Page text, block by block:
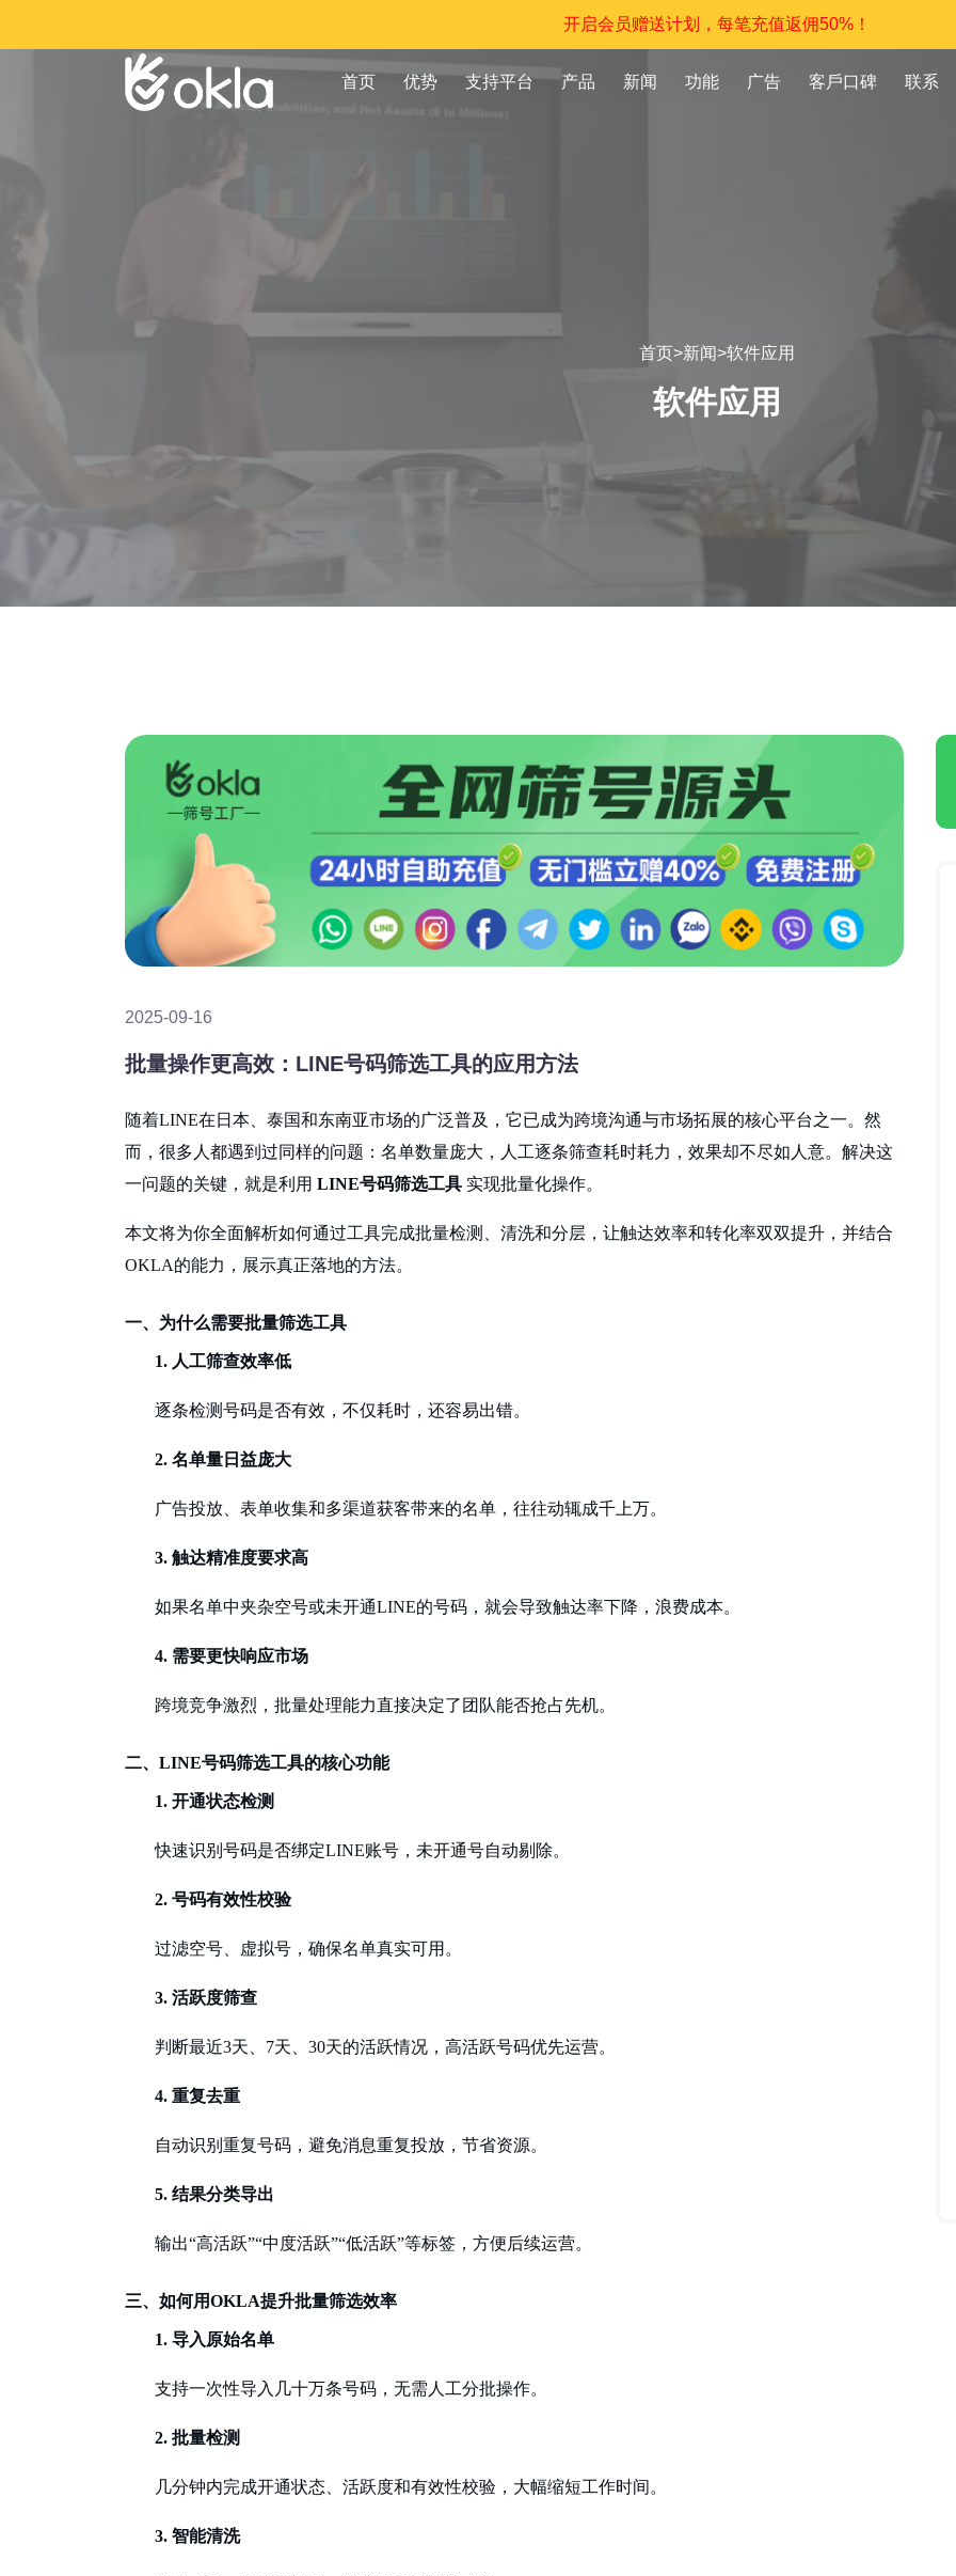
开启会员赠送计划，每笔充值返佣50%！
首页 优势 支持平台 产品 新闻 功能 广告 客戶口碑 联系
首页>新闻>软件应用
软件应用
2025-09-16
批量操作更高效：LINE号码筛选工具的应用方法
随着LINE在日本、泰国和东南亚市场的广泛普及，它已成为跨境沟通与市场拓展的核心平台之一。然
而，很多人都遇到过同样的问题：名单数量庞大，人工逐条筛查耗时耗力，效果却不尽如人意。解决这
一问题的关键，就是利用 LINE号码筛选工具 实现批量化操作。
本文将为你全面解析如何通过工具完成批量检测、清洗和分层，让触达效率和转化率双双提升，并结合
OKLA的能力，展示真正落地的方法。
一、为什么需要批量筛选工具
1. 人工筛查效率低
逐条检测号码是否有效，不仅耗时，还容易出错。
2. 名单量日益庞大
广告投放、表单收集和多渠道获客带来的名单，往往动辄成千上万。
3. 触达精准度要求高
如果名单中夹杂空号或未开通LINE的号码，就会导致触达率下降，浪费成本。
4. 需要更快响应市场
跨境竞争激烈，批量处理能力直接决定了团队能否抢占先机。
二、 LINE号码筛选工具的核心功能
1. 开通状态检测
快速识别号码是否绑定LINE账号，未开通号自动剔除。
2. 号码有效性校验
过滤空号、虚拟号，确保名单真实可用。
3. 活跃度筛查
判断最近3天、7天、30天的活跃情况，高活跃号码优先运营。
4. 重复去重
自动识别重复号码，避免消息重复投放，节省资源。
5. 结果分类导出
输出“高活跃”“中度活跃”“低活跃”等标签，方便后续运营。
三、如何用OKLA提升批量筛选效率
1. 导入原始名单
支持一次性导入几十万条号码，无需人工分批操作。
2. 批量检测
几分钟内完成开通状态、活跃度和有效性校验，大幅缩短工作时间。
3. 智能清洗